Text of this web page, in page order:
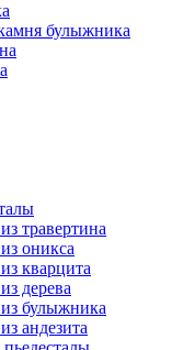
булыжника
травертина
оникса
кварцита
дерева
булыжника
андезита